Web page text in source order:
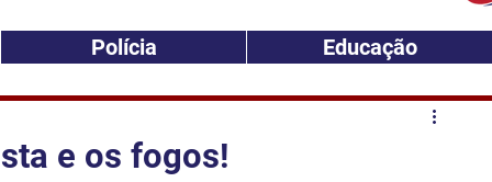
Polícia Educação
e os fogos!